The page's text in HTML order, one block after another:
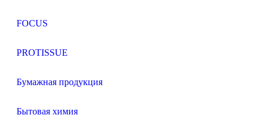
FOCUS
PROTISSUE
Бумажная продукция
Бытовая химия